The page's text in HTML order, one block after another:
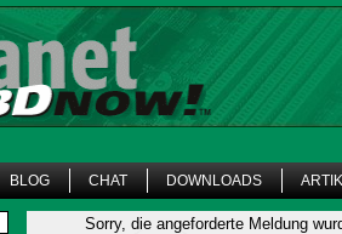
BLOG CHAT DOWNLOADS
Sorry, die angeforderte Meldung